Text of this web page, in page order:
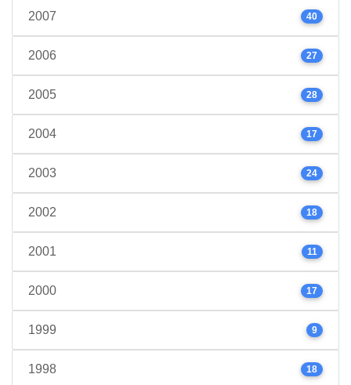
2007 40
2006 27
2005 28
2004 17
2003 24
2002 18
2001 11
2000 17
1999 9
1998 18